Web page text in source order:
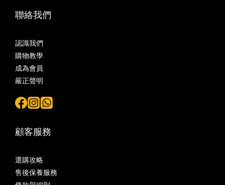
聯絡我們
認識我們
購物教學
成為會員
嚴正聲明
顧客服務
選購攻略
售後保養服務